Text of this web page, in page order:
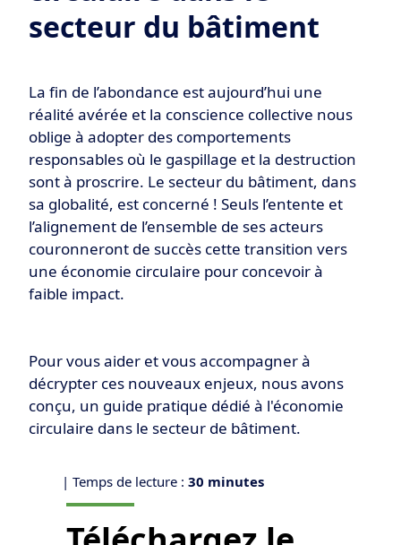
secteur du bâtiment
La fin de l’abondance est aujourd’hui une
réalité avérée et la conscience collective nous
oblige à adopter des comportements
responsables où le gaspillage et la destruction
sont à proscrire. Le secteur du bâtiment, dans
sa globalité, est concerné ! Seuls l’entente et
l’alignement de l’ensemble de ses acteurs
couronneront de succès cette transition vers
une économie circulaire pour concevoir à
faible impact.
Pour vous aider et vous accompagner à
décrypter ces nouveaux enjeux, nous avons
conçu, un guide pratique dédié à l'économie
circulaire dans le secteur de bâtiment.
| Temps de lecture : 30 minutes